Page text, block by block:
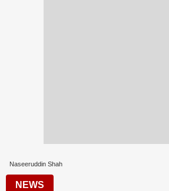
Naseeruddin Shah
NEWS